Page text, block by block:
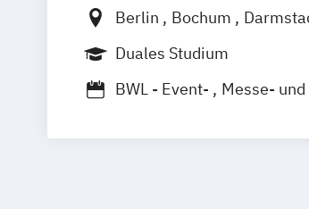
Berlin Bochum
Heidelberg
Duales Studium
BWL - Event-
Messe-